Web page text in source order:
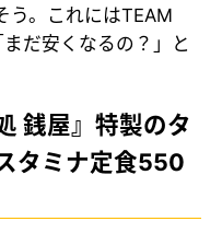
う。これにはTEAM
だ安くなるの？」と
銭屋』特製のタ
タミナ定食550